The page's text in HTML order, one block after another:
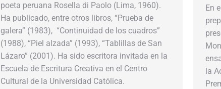
poeta peruana Rosella di Paolo (Lima, 1960).
Ha publicado, entre otros libros, “Prueba de
galera” (1983), “Continuidad de los cuadros”
(1988), “Piel alzada” (1993), “Tablillas de San
Lázaro” (2001). Ha sido escritora invitada en la
Escuela de Escritura Creativa en el Centro
Cultural de la Universidad Católica.
En
la